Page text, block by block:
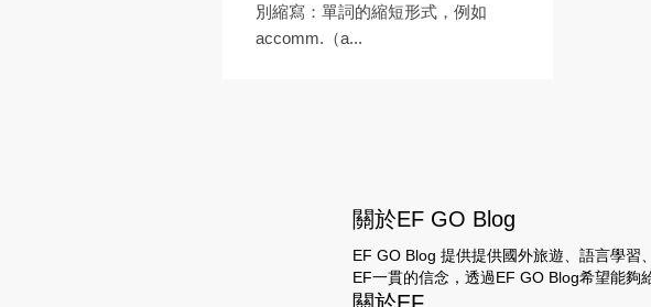
別縮寫：單詞的縮短形式，例如
accomm.（a...
關於EF GO Blog
EF GO Blog 提供提供國外旅遊、語言學習
EF一貫的信念，透過EF GO Blog希望能夠